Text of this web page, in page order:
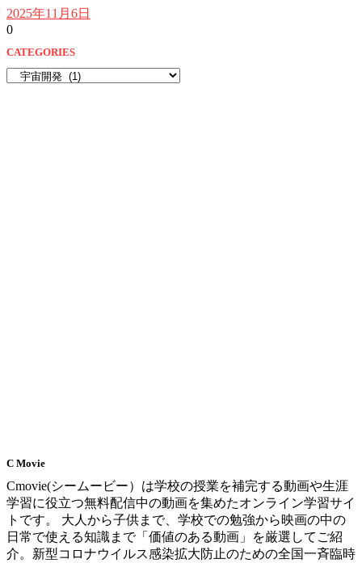
2025年11月6日
0
CATEGORIES
CATEGORIES
C Movie
Cmovie(シームービー）は学校の授業を補完する動画や生涯
学習に役立つ無料配信中の動画を集めたオンライン学習サイ
トです。 大人から子供まで、学校での勉強から映画の中の
日常で使える知識まで「価値のある動画」を厳選してご紹
介。新型コロナウイルス感染拡大防止のための全国一斉臨時